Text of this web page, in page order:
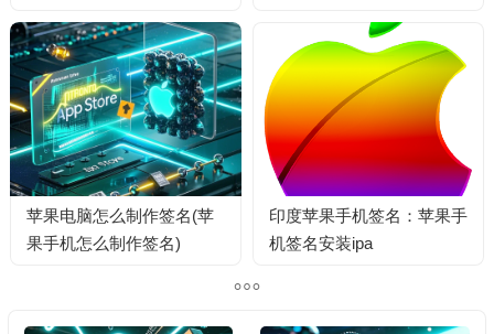
苹果电脑怎么制作签名(苹
果手机怎么制作签名)
印度苹果手机签名：苹果手
机签名安装ipa